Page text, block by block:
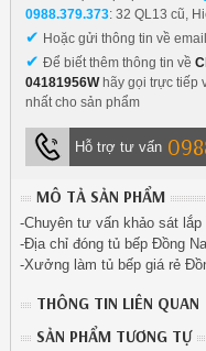
0988.379.373: 32 QL13 cũ,
✔ Hoặc gửi thông tin về
✔ Để biết thêm thông tin về
04181956Whãy gọi trực tiếp
nhất cho sản phẩm
Hỗ trợ tư vấn
MÔ TẢ SẢN PHẨM
-Chuyên tư vấn khảo sát lắp
-Địa chỉ đóng tủ bếp Đồng
-Xưởng làm tủ bếp giá rẻ
THÔNG TIN LIÊN QUAN
SẢN PHẨM TƯƠNG TỰ